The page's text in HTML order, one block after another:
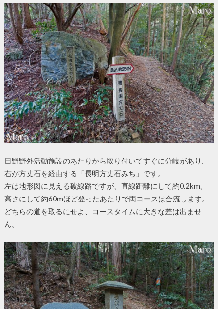
日野野外活動施設のあたりから取り付いてすぐに分岐があり、
右が方丈石を経由する「長明方丈石みち」です。
左は地形図に見える破線路ですが、直線距離にして約0.2km、
高さにして約60mほど登ったあたりで両コースは合流します。
どちらの道を取るにせよ、コースタイムに大きな差は出ませ
ん。